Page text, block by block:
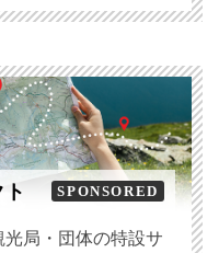
SPONSORED
光局・団体の特設サ